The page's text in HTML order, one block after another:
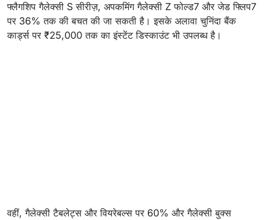
फ्लैगशिप गैलेक्सी S सीरीज़, अपकमिंग गैलेक्सी Z फोल्ड7 और जेड फ्लिप7
पर 36% तक की बचत की जा सकती है। इसके अलावा चुनिंदा बैंक
कार्ड्स पर ₹25,000 तक का इंस्टेंट डिस्काउंट भी उपलब्ध है।
वहीं, गैलेक्सी टैबलेट्स और वियरेबल्स पर 60% और गैलेक्सी बुक्स